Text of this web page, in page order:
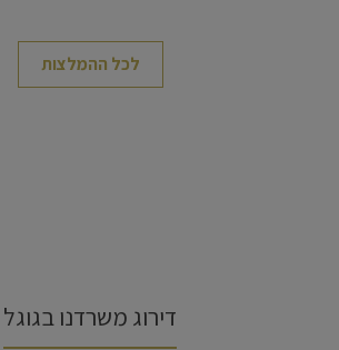
לכל ההמלצות
דירוג משרדנו בגוגל